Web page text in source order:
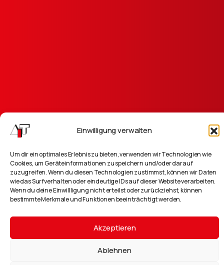
Einwilligung verwalten
Um dir ein optimales Erlebnis zu bieten, verwenden wir Technologien wie
Cookies, um Geräteinformationen zu speichern und/oder darauf
zuzugreifen. Wenn du diesen Technologien zustimmst, können wir Daten
wie das Surfverhalten oder eindeutige IDs auf dieser Website verarbeiten.
Wenn du deine Einwillligung nicht erteilst oder zurückziehst, können
bestimmte Merkmale und Funktionen beeinträchtigt werden.
Akzeptieren
Ablehnen
info@ait.de
AIT Goehner GmbH © Alle Rechte vorbehalten
Qualitätspolitik AGB